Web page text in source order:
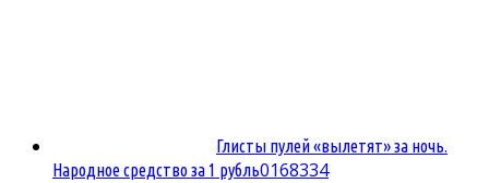
Глисты пулей «вылетят» за ночь.
Народное средство за 1 рубль0168334